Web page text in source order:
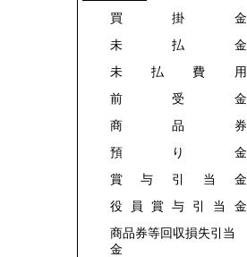
買掛金
未払金
未払費用
前受金
商品券
預り金
賞与引当金
役員賞与引当金
商品券等回収損失引当
金